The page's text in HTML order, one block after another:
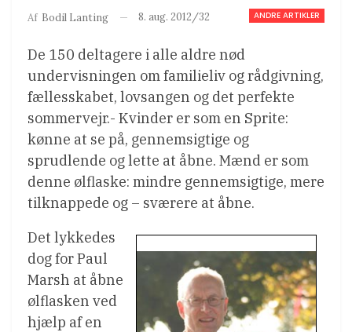
ANDRE ARTIKLER
Af Bodil Lanting 8. aug. 2012/32
De 150 deltagere i alle aldre nød
undervisningen om familieliv og rådgivning,
fællesskabet, lovsangen og det perfekte
sommervejr.- Kvinder er som en Sprite:
kønne at se på, gennemsigtige og
sprudlende og lette at åbne. Mænd er som
denne ølflaske: mindre gennemsigtige, mere
tilknappede og – sværere at åbne.
Det lykkedes
dog for Paul
Marsh at åbne
ølflasken ved
hjælp af en